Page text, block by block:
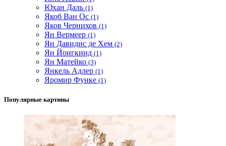
Юхан Даль (1)
Якоб Ван Ос (1)
Яков Чернихов (1)
Ян Вермеер (1)
Ян Давидис де Хем (2)
Ян Йонгкинд (1)
Ян Матейко (3)
Янкель Адлер (1)
Яромир Функе (1)
Популярные картины